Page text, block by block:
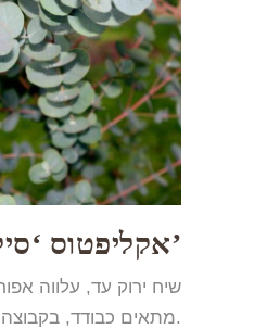
אקליפטוס ‘סילבר דולר’
שיח ירוק עד, עלווה
מתאים כבודד, בקבוצה ובגוש צבע.